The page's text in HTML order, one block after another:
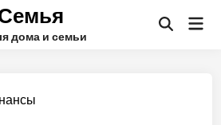
дома и семьи
Открыть